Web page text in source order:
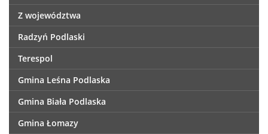
Z województwa
Radzyń Podlaski
Terespol
Gmina Leśna Podlaska
Gmina Biała Podlaska
Gmina Łomazy